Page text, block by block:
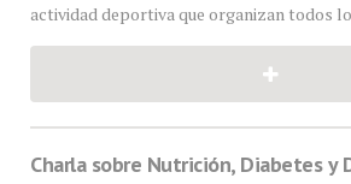
actividad deportiva que organizan todos
Charla sobre Nutrición, Diabetes y